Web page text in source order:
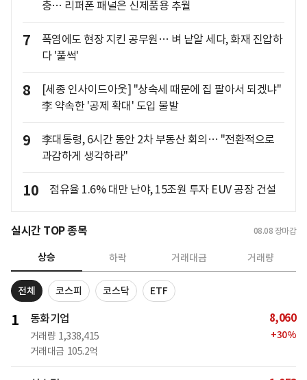
충… 리퍼폰 패널은 신제품용 추월
7
폭염에도 현장 지킨 공무원… 벼 낱알 세다, 화재 진압하
다 '풀썩'
8
[세종 인사이드아웃] "상속세 때문에 집 팔아서 되겠냐"
李 약속한 '공제 확대' 도입 불발
9
李대통령, 6시간 동안 2차 부동산 회의… "전환적으로
과감하게 생각하라"
10 점유율 1.6% 대만 난야, 15조원 투자 EUV 공장 건설
실시간 TOP 종목 08.08 장마감
상승 하락 거래대금 거래량
전체 코스피 코스닥 ETF
1 동화기업
거래량 1,338,415
거래대금 105.2억
8,060
+30%